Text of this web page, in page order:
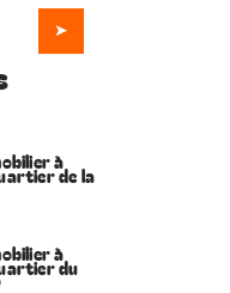
à
de la
à
du